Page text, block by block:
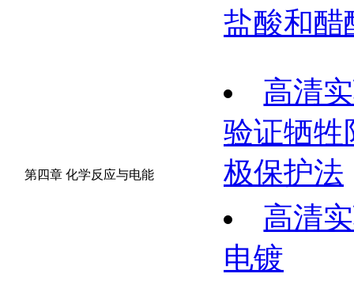
盐酸和醋
第四章 化学反应与电能
高清
验证牺牲
极保护法
高清
电镀